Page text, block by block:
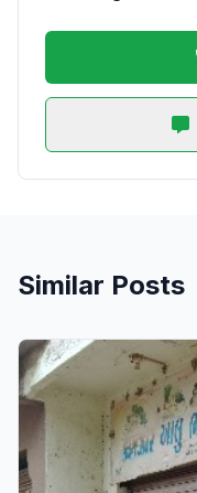
Similar Posts